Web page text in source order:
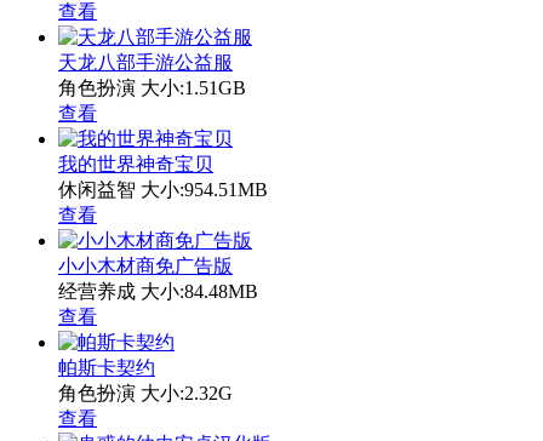
查看
天龙八部手游公益服
角色扮演 大小:1.51GB
查看
我的世界神奇宝贝
休闲益智 大小:954.51MB
查看
小小木材商免广告版
经营养成 大小:84.48MB
查看
帕斯卡契约
角色扮演 大小:2.32G
查看